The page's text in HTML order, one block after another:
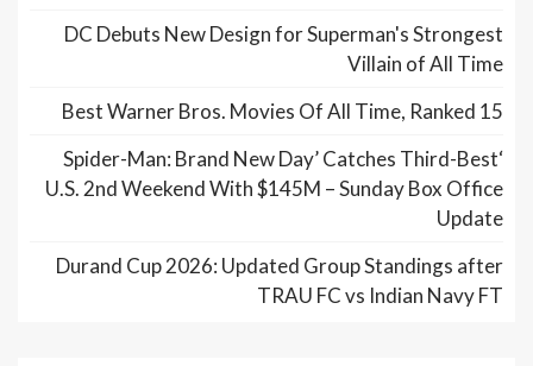
DC Debuts New Design for Superman's Strongest
Villain of All Time
15 Best Warner Bros. Movies Of All Time, Ranked
‘Spider-Man: Brand New Day’ Catches Third-Best
U.S. 2nd Weekend With $145M – Sunday Box Office
Update
Durand Cup 2026: Updated Group Standings after
TRAU FC vs Indian Navy FT